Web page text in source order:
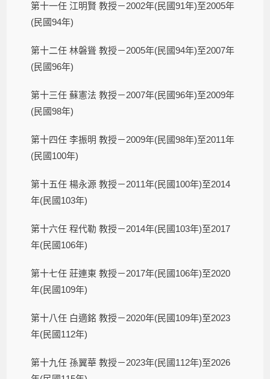
第十一任 江明賢 教授－2002年(民國91年)至2005年
(民國94年)
第十二任 林磐聳 教授－2005年(民國94年)至2007年
(民國96年)
第十三任 蘇憲法 教授－2007年(民國96年)至2009年
(民國98年)
第十四任 李振明 教授－2009年(民國98年)至2011年
(民國100年)
第十五任 楊永源 教授－2011年(民國100年)至2014
年(民國103年)
第十六任 程代勒 教授－2014年(民國103年)至2017
年(民國106年)
第十七任 莊連東 教授－2017年(民國106年)至2020
年(民國109年)
第十八任 白適銘 教授－2020年(民國109年)至2023
年(民國112年)
第十九任 孫翼華 教授－2023年(民國112年)至2026